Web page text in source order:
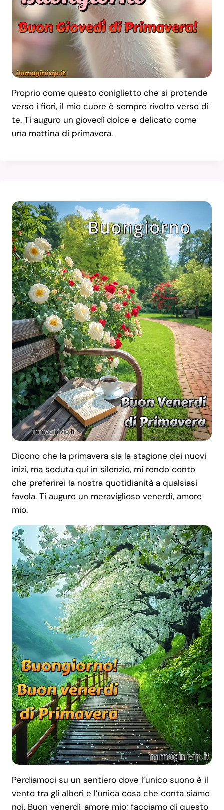
Proprio come questo coniglietto che si protende
verso i fiori, il mio cuore è sempre rivolto verso di
te. Ti auguro un giovedì dolce e delicato come
una mattina di primavera.
Dicono che la primavera sia la stagione dei nuovi
inizi, ma seduta qui in silenzio, mi rendo conto
che preferirei la nostra quotidianità a qualsiasi
favola. Ti auguro un meraviglioso venerdì, amore
mio.
Perdiamoci su un sentiero dove l’unico suono è il
vento tra gli alberi e l’unica cosa che conta siamo
noi. Buon venerdì, amore mio; facciamo di questo